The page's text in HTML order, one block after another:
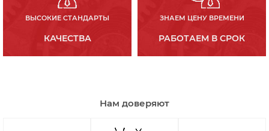
ВЫСОКИЕ СТАНДАРТЫ
КАЧЕСТВА
ЗНАЕМ ЦЕНУ ВРЕМЕНИ
РАБОТАЕМ В СРОК
Нам доверяют